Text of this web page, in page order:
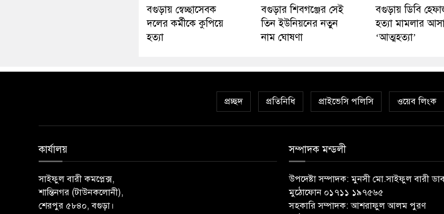
বগুড়ায় স্বেচ্ছাসেবক
দলের কর্মীকে কুপিয়ে
হত্যা
বগুড়ার শিবগঞ্জের সেই
তিন ইউনিয়নের নতুন
নাম ঘোষণা
বগুড়ায় ডিবি
হত্যা মামলার
‘আত্মহত্যা’
প্রচ্ছদ প্রতিনিধি প্রাইভেসি পলিসি ওয়েব লিংক
কার্যালয়
সাইফুল বারী কমপ্লেক্স,
শান্তিনগর (টাউনকলোনী),
শেরপুর ৫৮৪০, বগুড়া।
সম্পাদক মন্ডলী
উপদেষ্টা সম্পাদক: মুনসী মো.সাইফুল বারী
মুঠোফোন ০১৭১১ ১৯৭৫৬৫
সহকারি সম্পাদক: আশরাফুল আলম পুরণ